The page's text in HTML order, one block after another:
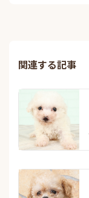
関連する記事